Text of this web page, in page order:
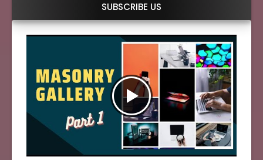
SUBSCRIBE US